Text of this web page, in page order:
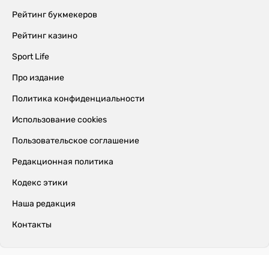
Рейтинг букмекеров
Рейтинг казино
Sport Life
Про издание
Политика конфиденциальности
Использование cookies
Пользовательское соглашение
Редакционная политика
Кодекс этики
Наша редакция
Контакты